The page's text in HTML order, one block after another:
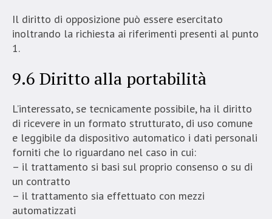
Il diritto di opposizione può essere esercitato
inoltrando la richiesta ai riferimenti presenti al punto
1.
9.6 Diritto alla portabilità
L’interessato, se tecnicamente possibile, ha il diritto
di ricevere in un formato strutturato, di uso comune
e leggibile da dispositivo automatico i dati personali
forniti che lo riguardano nel caso in cui:
– il trattamento si basi sul proprio consenso o su di
un contratto
– il trattamento sia effettuato con mezzi
automatizzati